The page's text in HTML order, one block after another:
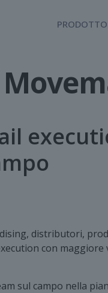
PRODOTTO
distributori,
con maggiore
sul campo nella